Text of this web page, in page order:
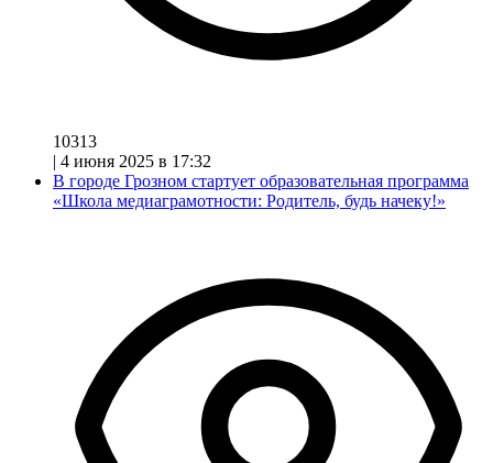
10313
| 4 июня 2025 в 17:32
В городе Грозном стартует образовательная программа
«Школа медиаграмотности: Родитель, будь начеку!»